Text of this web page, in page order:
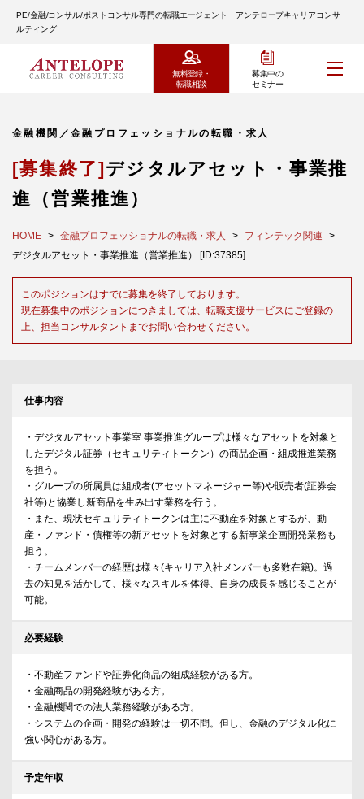
PE/金融/コンサル/ポストコンサル専門の転職エージェント アンテロープキャリアコンサ
ルティング
無料登録・
転職相談
募集中の
セミナー
金融機関／金融プロフェッショナルの転職・求人
[募集終了]デジタルアセット・事業推
進（営業推進）
HOME 金融プロフェッショナルの転職・求人
フィンテック関連
デジタルアセット・事業推進（営業推進） [ID:37385]
このポジションはすでに募集を終了しております。
現在募集中のポジションにつきましては、転職支援サービスにご登録の
上、担当コンサルタントまでお問い合わせください。
仕事内容
・デジタルアセット事業室 事業推進グループは様々なアセットを対象と
したデジタル証券（セキュリティトークン）の商品企画・組成推進業務
を担う。
・グループの所属員は組成者(アセットマネージャー等)や販売者(証券会
社等)と協業し新商品を生み出す業務を行う。
・また、現状セキュリティトークンは主に不動産を対象とするが、動
産・ファンド・債権等の新アセットを対象とする新事業企画開発業務も
担う。
・チームメンバーの経歴は様々(キャリア入社メンバーも多数在籍)。過
去の知見を活かして、様々なスキルを体得、自身の成長を感じることが
可能。
必要経験
・不動産ファンドや証券化商品の組成経験がある方。
・金融商品の開発経験がある方。
・金融機関での法人業務経験がある方。
・システムの企画・開発の経験は一切不問。但し、金融のデジタル化に
強い関心がある方。
予定年収